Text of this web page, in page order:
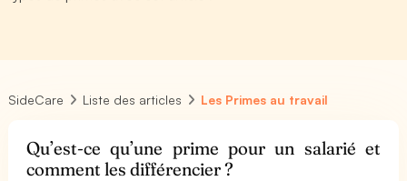
SideCare Liste des articles Les Primes au travail
Qu’est-ce qu’une prime pour un salarié et
comment les différencier ?